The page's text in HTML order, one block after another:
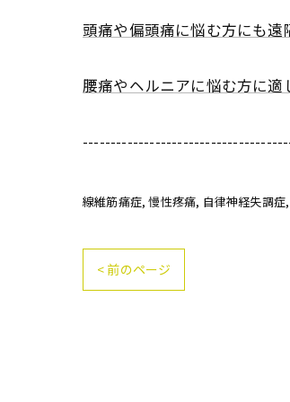
頭痛や偏頭痛に悩む方にも
腰痛やヘルニアに悩む方に
線維筋痛症 慢性疼痛 自律神経失調症
< 前のページ